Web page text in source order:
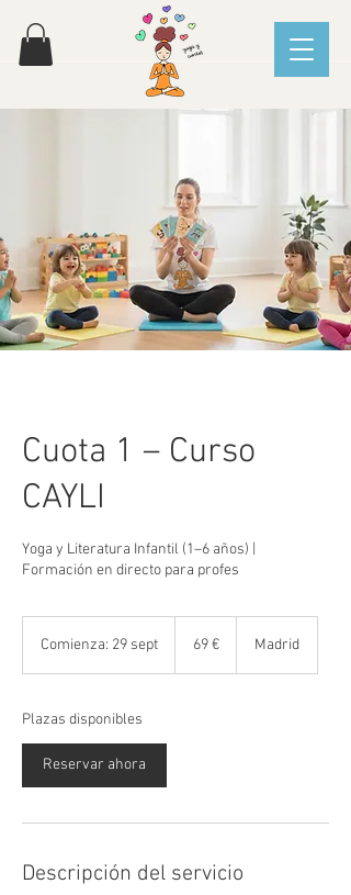
Cuota 1 – Curso
CAYLI
Yoga y Literatura Infantil (1–6 años) |
Formación en directo para profes
Comienza: 29 sept
n
a
s
euros
69 € Madrid
Plazas disponibles
Reservar ahora
Descripción del servicio